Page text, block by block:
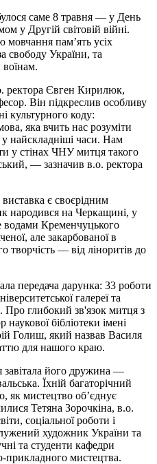
саме 8 травня — у День
у Другій світовій війні.
пам’ять усіх
свободу України, та
ректора Євген Кирилюк,
Він підкреслив особливу
культурного коду:
яка вчить нас розуміти
у найскладніші часи. Нам
у стінах ЧНУ митця такого
— зазначив в.о. ректора
є своєрідним
народився на Черкащині, у
водами Кременчуцького
але закарбованої в
творчість — від ліноритів до
передача дарунка: 33 роботи
галереї та
Про глибокий зв'язок митця з
бібліотеки імені
Голиш, який назвав Василя
для нашого краю.
завітала його дружина —
Їхній багаторічний
як мистецтво об’єднує
Тетяна Зорочкіна, в.о.
соціальної роботи і
художник України та
та студенти кафедри
прикладного мистецтва.